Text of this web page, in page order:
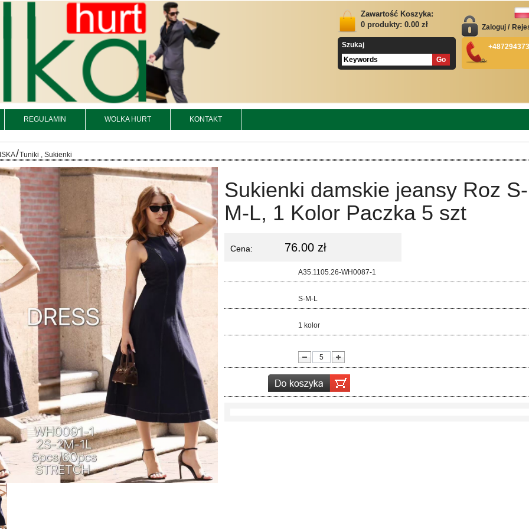
Zawartość Koszyka:
0 produkty: 0.00 zł
Szukaj
Zaloguj /
REGULAMIN WOLKA HURT KONTAKT
/Tuniki , Sukienki
Sukienki damskie jeansy Roz S-
M-L, 1 Kolor Paczka 5 szt
Cena: 76.00 zł
A35.1105.26-WH0087-1
S-M-L
1 kolor